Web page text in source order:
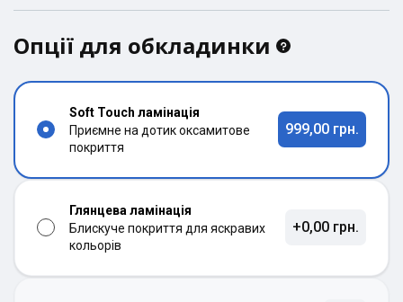
Опції для обкладинки
Soft Touch ламінація
Приємне на дотик оксамитове
покриття
999,00 грн.
Глянцева ламінація
Блискуче покриття для яскравих
кольорів
+0,00 грн.